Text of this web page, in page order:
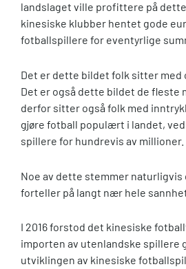
landslaget ville profittere på
kinesiske klubber hentet gode
fotballspillere for eventyrlige
Det er dette bildet folk sitter med
Det er også dette bildet de fleste
derfor sitter også folk med
gjøre fotball populært i landet,
spillere for hundrevis av millioner.
Noe av dette stemmer naturligvis
forteller på langt nær hele
I 2016 forstod det kinesiske
importen av utenlandske spillere
utviklingen av kinesiske